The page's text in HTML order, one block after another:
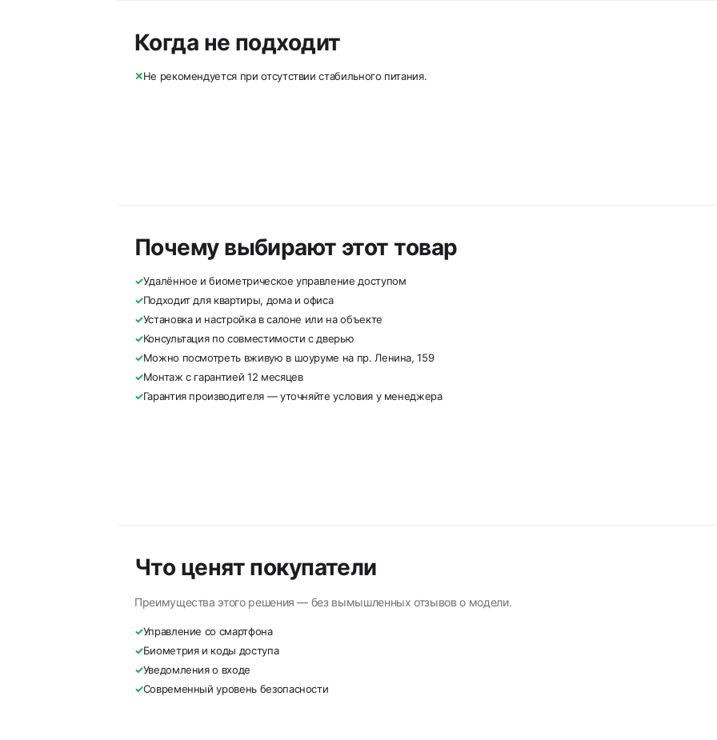
Когда не подходит
✕Не рекомендуется при отсутствии стабильного питания.
Почему выбирают этот товар
✓Удалённое и биометрическое управление доступом
✓Подходит для квартиры, дома и офиса
✓Установка и настройка в салоне или на объекте
✓Консультация по совместимости с дверью
✓Можно посмотреть вживую в шоуруме на пр. Ленина, 159
✓Монтаж с гарантией 12 месяцев
✓Гарантия производителя — уточняйте условия у менеджера
Что ценят покупатели
Преимущества этого решения — без вымышленных отзывов о модели.
✓Управление со смартфона
✓Биометрия и коды доступа
✓Уведомления о входе
✓Современный уровень безопасности